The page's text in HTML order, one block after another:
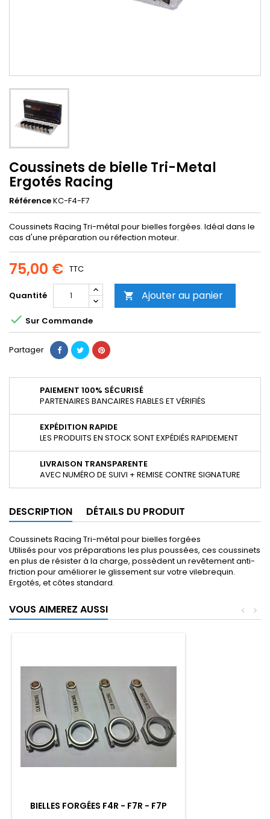
Coussinets de bielle Tri-Metal
Ergotés Racing
RéférenceKC-F4-F7
Coussinets Racing Tri-métal pour bielles forgées. Idéal dans le
cas d'une préparation ou réfection moteur.
75,00 € TTC
Quantité  Ajouter au panier
 Sur Commande
Partager
PAIEMENT 100% SÉCURISÉ
PARTENAIRES BANCAIRES FIABLES ET VÉRIFIÉS
EXPÉDITION RAPIDE
LES PRODUITS EN STOCK SONT EXPÉDIÉS RAPIDEMENT
LIVRAISON TRANSPARENTE
AVEC NUMÉRO DE SUIVI + REMISE CONTRE SIGNATURE
DESCRIPTION DÉTAILS DU PRODUIT
Coussinets Racing Tri-métal pour bielles forgées
Utilisés pour vos préparations les plus poussées, ces coussinets
en plus de résister à la charge, possèdent un revêtement anti-
friction pour améliorer le glissement sur votre vilebrequin.
Ergotés, et côtes standard.
VOUS AIMEREZ AUSSI >
<
BIELLES FORGÉES F4R - F7R - F7P